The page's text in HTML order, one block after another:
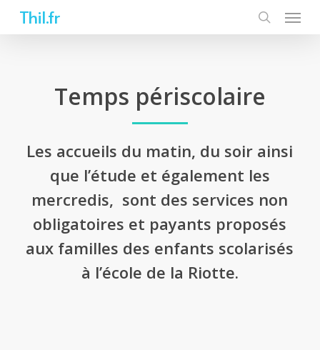
Thil.fr
Temps périscolaire
Les accueils du matin, du soir ainsi
que l’étude et également les
mercredis, sont des services non
obligatoires et payants proposés
aux familles des enfants scolarisés
à l’école de la Riotte.